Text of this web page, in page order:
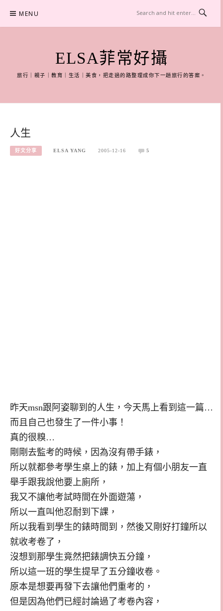
content
MENU
ELSA菲常好攝
旅行｜親子｜教育｜生活｜美食，把走過的路整理成你下一趟旅行的答案。
人生
好文分享 ELSA YANG 2005-12-16 5
昨天msn跟阿姿聊到的人生，今天馬上看到這一篇…
而且自己也發生了一件小事！
真的很糗…
剛剛去監考的時候，因為沒有帶手錶，
所以就都參考學生桌上的錶，加上有個小朋友一直
舉手跟我說他要上廁所，
我又不讓他考試時間在外面遊蕩，
所以一直叫他忍耐到下課，
所以我看到學生的錶時間到，然後又剛好打鐘所以
就收考卷了，
沒想到那學生竟然把錶調快五分鐘，
所以這一班的學生提早了五分鐘收卷。
原本是想要再發下去讓他們重考的，
但是因為他們已經討論過了考卷內容，